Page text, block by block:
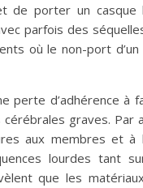
de porter un
parfois des
où le non-port
perte d’adhérence à
graves. Par
aux membres et à
lourdes tant
que les